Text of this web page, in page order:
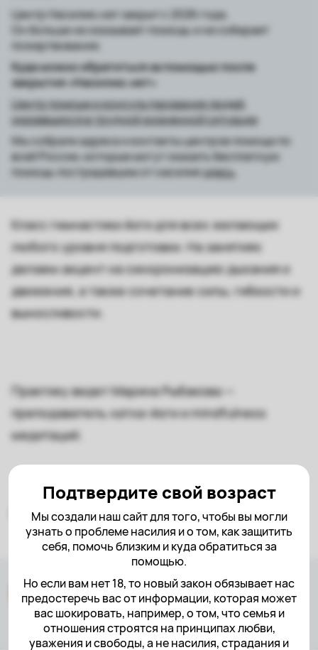
Подтвердите свой возраст
Мы создали наш сайт для того, чтобы вы могли
узнать о проблеме насилия и о том, как защитить
себя, помочь близким и куда обратиться за
помощью.
Но если вам нет 18, то новый закон обязывает нас
предостеречь вас от информации, которая может
вас шокировать, например, о том, что семья и
отношения строятся на принципах любви,
уважения и свободы, а не насилия, страдания и
Центр Насилию.нет закрыт с 2026 года.
Он больше не оказывает помощь и не собирает
пожертвования.
Куда можно обратиться за помощью после
закрытия «Насилию.нет»
Центр помощи и консультирования людей,
оказавшихся в трудной жизненной ситуации
Мы собрали адреса и контакты центров помощи по
всей России, которые могут оказать бесплатную
помощь пострадавшим от насилияздесь
Класс гимнастики йоги для всех желающих
любого уровня подготовки. На занятиях
делаем акцент на синхронизацию дыхания и
движения, а также сочетание силы, гибкости и
выносливости.
Практику ведет Марина Рыбакова —
преподаватель хатха-йоги и mindfulness
медитаций.
Не забудьте взять свои коврики!